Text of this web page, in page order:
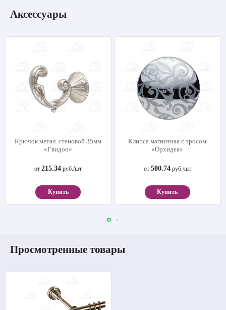
Аксессуары
Крючок метал. стеновой 35мм
«Гвидон»
от215.34 руб./шт
Купить
Клипса магнитная с тросом
«Орхидея»
от 500.74руб./шт
Купить
Просмотренные товары